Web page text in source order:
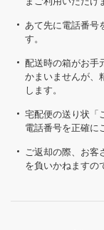
あて先に電話番号
す。
配送時の箱がお手
かまいませんが、
します。
宅配便の送り状「
電話番号を正確に
ご返却の際、お客
を負いかねますの